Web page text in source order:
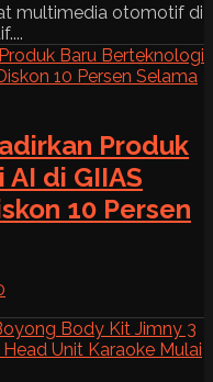
multimedia otomotif di
Produk
di GIIAS
10 Persen